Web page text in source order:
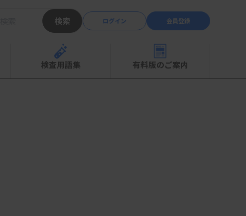
検索 ログイン 会員登録
検査用語集 有料版のご案内